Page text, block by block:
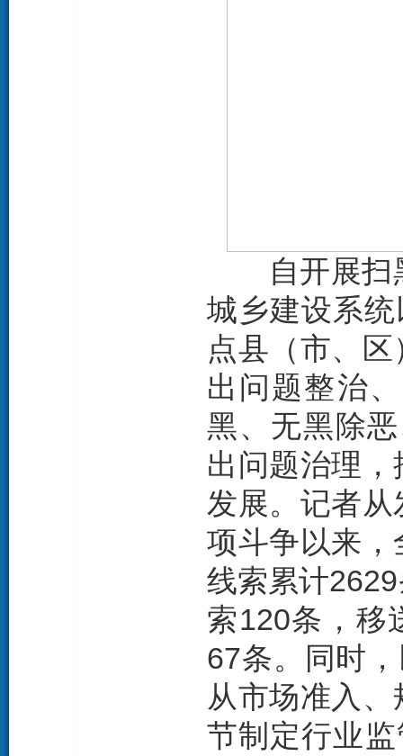
自开展扫黑
城乡建设系统
点县（市、
出问题整治
黑、无黑除
出问题治理
发展。记者
项斗争以来
线索累计
索120条，移
67条。同时
从市场准入
节制定行业